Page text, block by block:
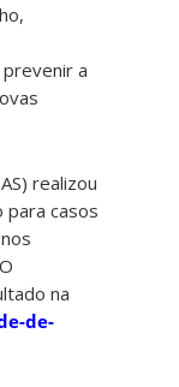
a
realizou
casos
na
de-